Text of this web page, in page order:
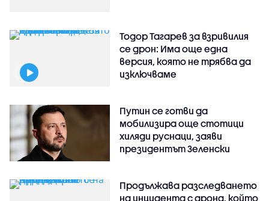
Тодор Тагарев за взривилия
се дрон: Има още една
версия, която не трябва да
изключваме
Путин се готви да
мобилизира още стотици
хиляди руснаци, заяви
президентът Зеленски
Продължава разследването
на инцидента с дрона, който